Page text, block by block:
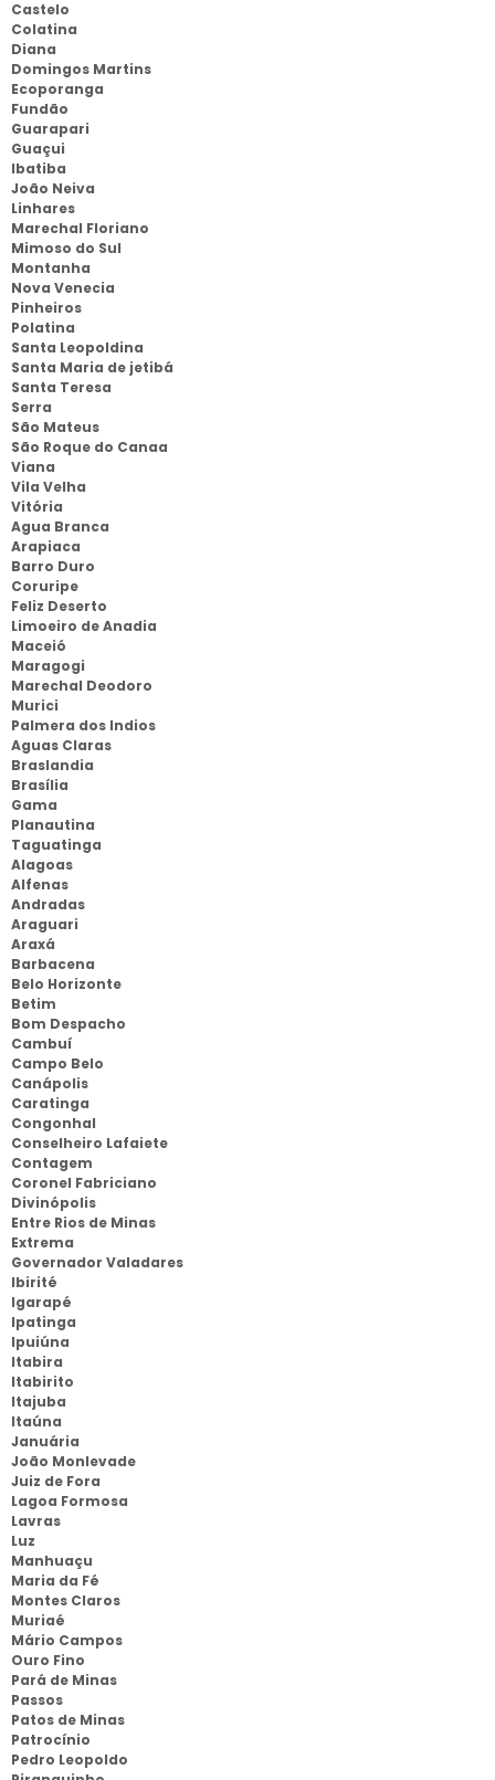
Castelo
Colatina
Diana
Domingos Martins
Ecoporanga
Fundão
Guarapari
Guaçui
Ibatiba
João Neiva
Linhares
Marechal Floriano
Mimoso do Sul
Montanha
Nova Venecia
Pinheiros
Polatina
Santa Leopoldina
Santa Maria de jetibá
Santa Teresa
Serra
São Mateus
São Roque do Canaa
Viana
Vila Velha
Vitória
Agua Branca
Arapiaca
Barro Duro
Coruripe
Feliz Deserto
Limoeiro de Anadia
Maceió
Maragogi
Marechal Deodoro
Murici
Palmera dos Indios
Aguas Claras
Braslandia
Brasília
Gama
Planautina
Taguatinga
Alagoas
Alfenas
Andradas
Araguari
Araxá
Barbacena
Belo Horizonte
Betim
Bom Despacho
Cambuí
Campo Belo
Canápolis
Caratinga
Congonhal
Conselheiro Lafaiete
Contagem
Coronel Fabriciano
Divinópolis
Entre Rios de Minas
Extrema
Governador Valadares
Ibirité
Igarapé
Ipatinga
Ipuiúna
Itabira
Itabirito
Itajuba
Itaúna
Januária
João Monlevade
Juiz de Fora
Lagoa Formosa
Lavras
Luz
Manhuaçu
Maria da Fé
Montes Claros
Muriaé
Mário Campos
Ouro Fino
Pará de Minas
Passos
Patos de Minas
Patrocínio
Pedro Leopoldo